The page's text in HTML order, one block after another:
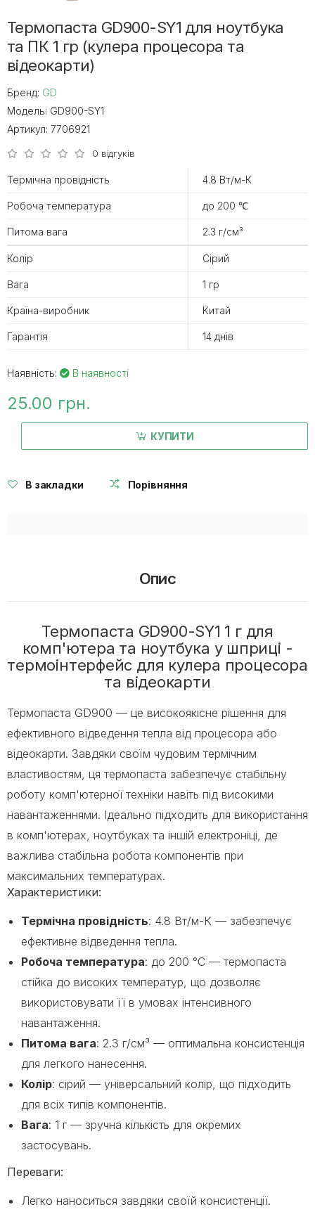
Термопаста GD900-SY1 для ноутбука
та ПК 1 гр (кулера процесора та
відеокарти)
Бренд: GD
Модель: GD900-SY1
Артикул: 7706921
0 відгуків
Термічна провідність 4.8 Вт/м-К
Робоча температура до 200 ℃
Питома вага 2.3 г/см³
Колір Сірий
Вага 1 гр
Країна-виробник Китай
Гарантія 14 днів
Наявність: В наявності
25.00 грн.
КУПИТИ
В закладки Порівняння
Опис
Термопаста GD900-SY1 1 г для
комп'ютера та ноутбука у шприці -
термоінтерфейс для кулера процесора
та відеокарти
Термопаста GD900 — це високоякісне рішення для
ефективного відведення тепла від процесора або
відеокарти. Завдяки своїм чудовим термічним
властивостям, ця термопаста забезпечує стабільну
роботу комп'ютерної техніки навіть під високими
навантаженнями. Ідеально підходить для використання
в комп'ютерах, ноутбуках та іншій електроніці, де
важлива стабільна робота компонентів при
максимальних температурах.
Характеристики:
Термічна провідність: 4.8 Вт/м-К — забезпечує
ефективне відведення тепла.
Робоча температура: до 200 °C — термопаста
стійка до високих температур, що дозволяє
використовувати її в умовах інтенсивного
навантаження.
Питома вага: 2.3 г/см³ — оптимальна консистенція
для легкого нанесення.
Колір: сірий — універсальний колір, що підходить
для всіх типів компонентів.
Вага: 1 г — зручна кількість для окремих
застосувань.
Переваги:
Легко наноситься завдяки своїй консистенції.